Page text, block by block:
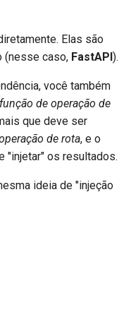
Elas são
(nesse caso, FastAPI).
você também
função de operação de
que deve ser
de rota, e o
"injetar" os resultados.
ideia de "injeção